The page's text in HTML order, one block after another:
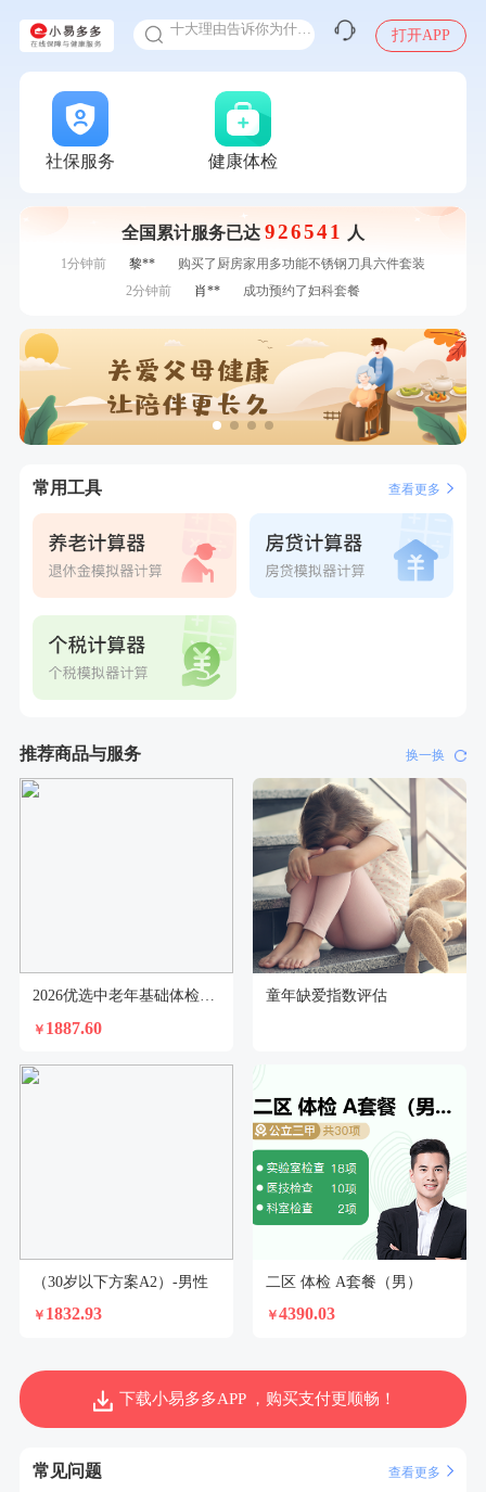
感染人偏肺病毒就会得肺炎吗
入职体检在线预约
甲状腺癌怎么筛查
打开APP
社保服务 健康体检
全国累计服务已达 926541 人
7分钟前 林**
购买了宁安堡新疆无核红枣干150g*2
周**
购买了BP3颈椎热敷枕
成功预约了老年女性体检套餐
刚刚
成功预约了老年女性体检套餐
1分钟前
谭**
购买了中粮可益康红豆薏米粉500g
1分钟前
黎**
购买了厨房家用多功能不锈钢刀具六件套装
2分钟前
肖**
成功预约了妇科套餐
4分钟前
购买了七年五季黑咖啡速溶低脂无添加蔗糖美式咖啡粉
24g*2盒
4分钟前 毛**
购买了汤臣倍健多维男士多种维生素矿物质片1.5g*60片*2
瓶
6分钟前 姜**
成功预约了女性VIP体检套餐
成功预约了男性体检套餐
刚刚
成功预约了老年女性体检套餐
常用工具 查看更多
推荐商品与服务 换一换
￥ 1887.60
童年缺爱指数评估
（30岁以下方案A2）-男性
￥ 1832.93
二区 体检 A套餐（男）
￥4390.03
下载小易多多APP ，购买支付更顺畅！
常见问题 查看更多